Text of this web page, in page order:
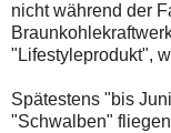
nicht während der
"Lifestyleprodukt",
Spätestens "bis
"Schwalben"